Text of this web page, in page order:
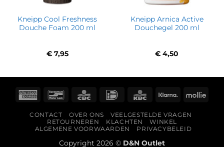
Kneipp Cool Freshness
Douche Foam 200 ml
€7,95
Kneipp Arnica Active
Douchegel 200 ml
€ 4,50
American BancontactCBC IDeal KBC Klarna
CONTACT OVER ONS
VEELGESTELDE VRAGEN
RETOURNEREN
KLACHTEN
WINKEL
ALGEMENE VOORWAARDEN
PRIVACYBELEID
Copyright 2026 © D&N Outlet